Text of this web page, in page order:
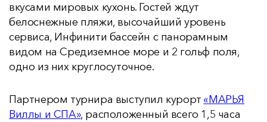
вкусами мировых кухонь. Гостей ждут
белоснежные пляжи, высочайший уровень
сервиса, Инфинити бассейн с панорамным
видом на Средиземное море и 2 гольф поля,
одно из них круглосуточное.
Партнером турнира выступил курорт «МАРЬЯ
Виллы и СПА», расположенный всего 1,5 часа